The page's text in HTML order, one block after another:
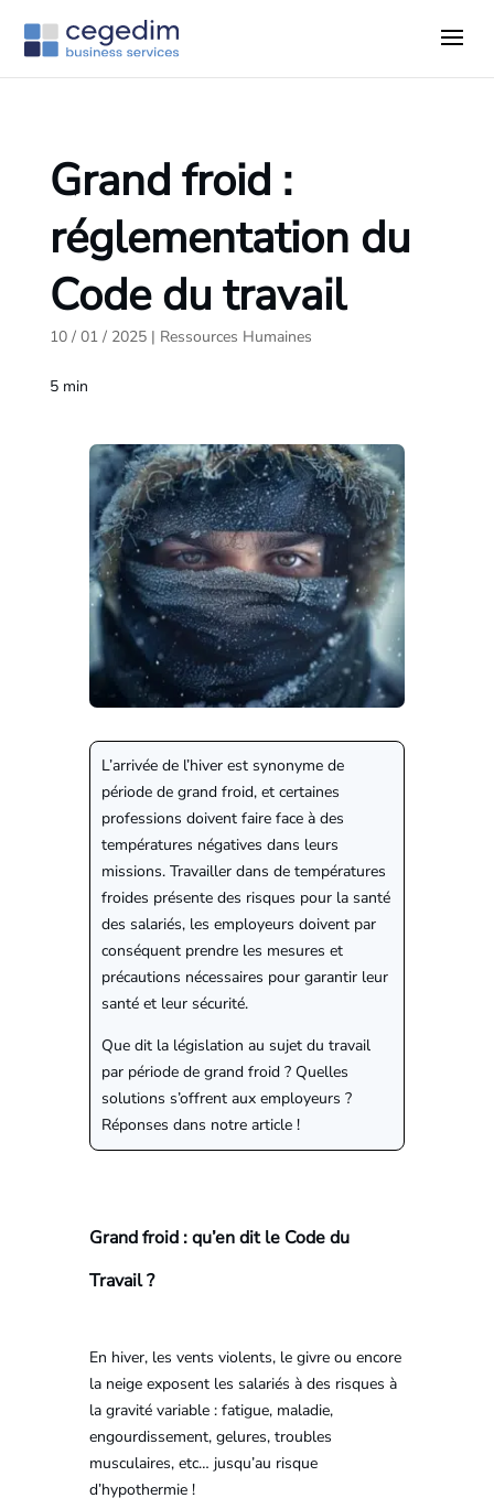
Grand froid :
réglementation du
Code du travail
10 / 01 / 2025| Ressources Humaines
5 min
L’arrivée de l’hiver est synonyme de
période de grand froid, et certaines
professions doivent faire face à des
températures négatives dans leurs
missions. Travailler dans de températures
froides présente des risques pour la santé
des salariés, les employeurs doivent par
conséquent prendre les mesures et
précautions nécessaires pour garantir leur
santé et leur sécurité.
Que dit la législation au sujet du travail
par période de grand froid ? Quelles
solutions s’offrent aux employeurs ?
Réponses dans notre article !
Grand froid : qu’en dit le Code du
Travail ?
En hiver, les vents violents, le givre ou encore
la neige exposent les salariés à des risques à
la gravité variable : fatigue, maladie,
engourdissement, gelures, troubles
musculaires, etc… jusqu’au risque
d’hypothermie !